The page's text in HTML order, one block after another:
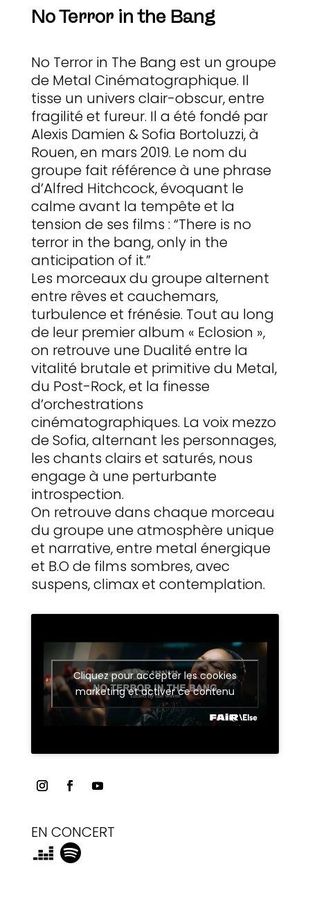
No Terror in the Bang
No Terror in The Bang est un groupe
de Metal Cinématographique. Il
tisse un univers clair-obscur, entre
fragilité et fureur. Il a été fondé par
Alexis Damien & Sofia Bortoluzzi, à
Rouen, en mars 2019. Le nom du
groupe fait référence à une phrase
d’Alfred Hitchcock, évoquant le
calme avant la tempête et la
tension de ses films : “There is no
terror in the bang, only in the
anticipation of it.”
Les morceaux du groupe alternent
entre rêves et cauchemars,
turbulence et frénésie. Tout au long
de leur premier album « Eclosion »,
on retrouve une Dualité entre la
vitalité brutale et primitive du Metal,
du Post-Rock, et la finesse
d’orchestrations
cinématographiques. La voix mezzo
de Sofia, alternant les personnages,
les chants clairs et saturés, nous
engage à une perturbante
introspection.
On retrouve dans chaque morceau
du groupe une atmosphère unique
et narrative, entre metal énergique
et B.O de films sombres, avec
suspens, climax et contemplation.
Cliquez pour accepter les cookies
marketing et activer ce contenu
EN CONCERT